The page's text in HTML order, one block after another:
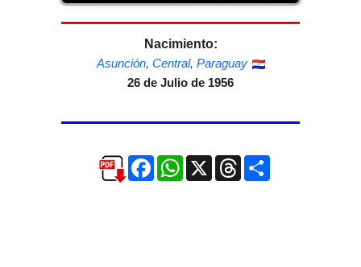
Nacimiento:
Asunción, Central, Paraguay
26 de Julio de 1956
FacebookWhatsApp
X ThreadsCompartir